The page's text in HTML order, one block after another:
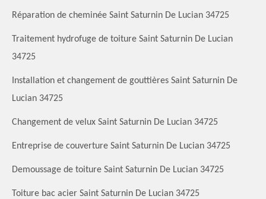
Réparation de cheminée Saint Saturnin De Lucian 34725
Traitement hydrofuge de toiture Saint Saturnin De Lucian
34725
Installation et changement de gouttières Saint Saturnin De
Lucian 34725
Changement de velux Saint Saturnin De Lucian 34725
Entreprise de couverture Saint Saturnin De Lucian 34725
Demoussage de toiture Saint Saturnin De Lucian 34725
Toiture bac acier Saint Saturnin De Lucian 34725